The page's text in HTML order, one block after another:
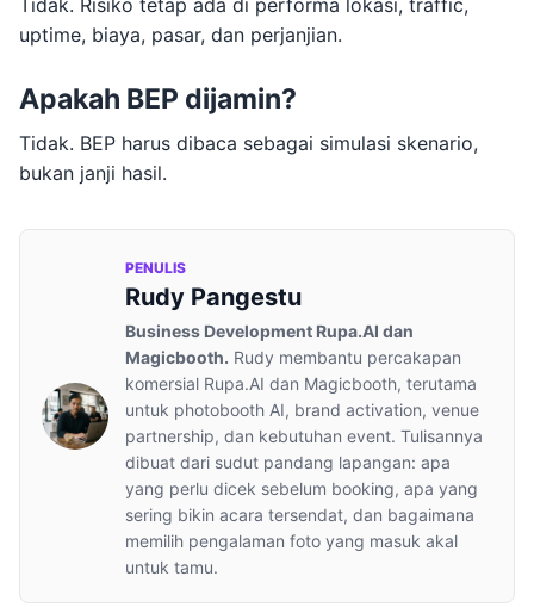
uptime, biaya, pasar, dan perjanjian.
Apakah BEP dijamin?
Tidak. BEP harus dibaca sebagai simulasi skenario,
bukan janji hasil.
PENULIS
Rudy Pangestu
Business Development Rupa.AI dan
Magicbooth. Rudy membantu percakapan
komersial Rupa.AI dan Magicbooth, terutama
untuk photobooth AI, brand activation, venue
partnership, dan kebutuhan event. Tulisannya
dibuat dari sudut pandang lapangan: apa
yang perlu dicek sebelum booking, apa yang
sering bikin acara tersendat, dan bagaimana
memilih pengalaman foto yang masuk akal
untuk tamu.